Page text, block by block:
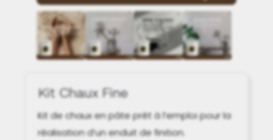
Kit Chaux Fine
Kit de chaux en pâte prêt à l’emploi pour la
réalisation d’un enduit de finition.